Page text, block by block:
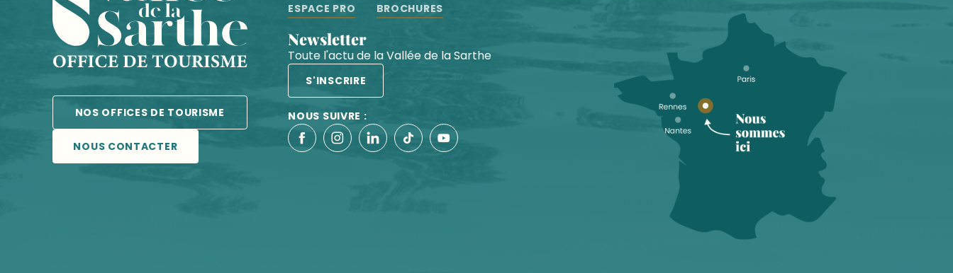
NOS OFFICES DE TOURISME
NOUS CONTACTER
ESPACE PRO BROCHURES
Newsletter
Toute l'actu de la Vallée de la Sarthe
S'INSCRIRE
NOUS SUIVRE :